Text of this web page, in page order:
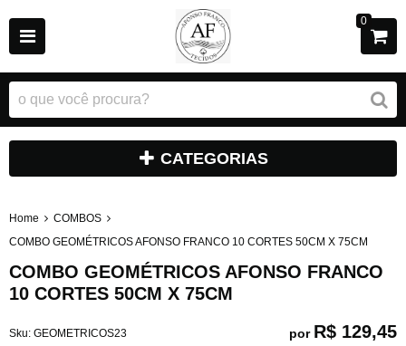
0
CATEGORIAS
Home
COMBOS
COMBO GEOMÉTRICOS AFONSO FRANCO 10 CORTES 50CM X 75CM
COMBO GEOMÉTRICOS AFONSO FRANCO
10 CORTES 50CM X 75CM
Sku: GEOMETRICOS23
por R$ 129,45